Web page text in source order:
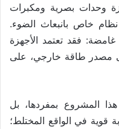
وحدات بصرية ومكبرات
خاص بانبعاث الضوء.
فقد تعتمد الأجهزة
مصدر طاقة خارجي، على
المشروع بمفردها، بل
قوية في الواقع المختلط؛